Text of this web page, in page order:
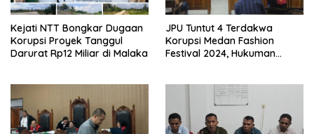
Kejati NTT Bongkar Dugaan
Korupsi Proyek Tanggul
Darurat Rp12 Miliar di Malaka
JPU Tuntut 4 Terdakwa
Korupsi Medan Fashion
Festival 2024, Hukuman